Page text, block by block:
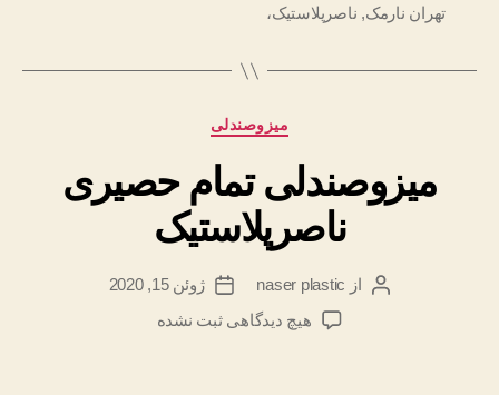
تهران نارمک, ناصرپلاستیک،
دسته‌ها
میزوصندلی
میزوصندلی تمام حصیری
ناصرپلاستیک
نویسنده
نوشته
از naser plastic
تاریخژوئن 15, 2020
هیچ دیدگاهیبرای
ثبت نشده